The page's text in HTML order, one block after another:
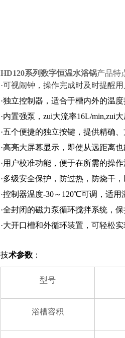
HD120系列数字恒温水浴锅产品特
·可视闹钟，操作完成时及时提醒用
·独立控制器，适合于槽内外的温
·内置强泵，zui大流率16L/min,zui大
·五个便捷的独立按键，提供精确
·高亮大屏幕显示，即使从远距离
·用户校准功能，便于在所需的操
·多级安全保护，防过热，防烧干
·控制器温度-30～120℃可调，适用
·全封闭的磁力泵循环搅拌系统，
·大开口槽和外循环装置，可轻松
技术参数 ：
型号
浴槽容积